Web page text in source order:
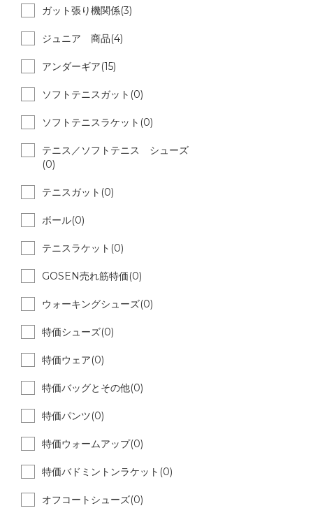
ガット張り機関係(3)
ジュニア 商品(4)
アンダーギア(15)
ソフトテニスガット(0)
ソフトテニスラケット(0)
テニス／ソフトテニス シューズ
(0)
テニスガット(0)
ボール(0)
テニスラケット(0)
GOSEN売れ筋特価(0)
ウォーキングシューズ(0)
特価シューズ(0)
特価ウェア(0)
特価バッグとその他(0)
特価パンツ(0)
特価ウォームアップ(0)
特価バドミントンラケット(0)
オフコートシューズ(0)